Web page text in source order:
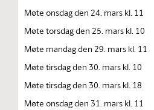
Møte onsdag den 24. mars kl. 11
Møte torsdag den 25. mars kl. 10
Møte mandag den 29. mars kl. 11
Møte tirsdag den 30. mars kl. 10
Møte tirsdag den 30. mars kl. 18
Møte onsdag den 31. mars kl. 11